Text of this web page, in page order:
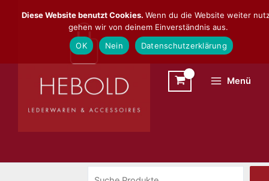
Inhalt
Menü
Diese Website benutzt Cookies. Wenn du die Website weiter
gehen wir von deinem Einverständnis aus.
OK
Nein Datenschutzerklärung